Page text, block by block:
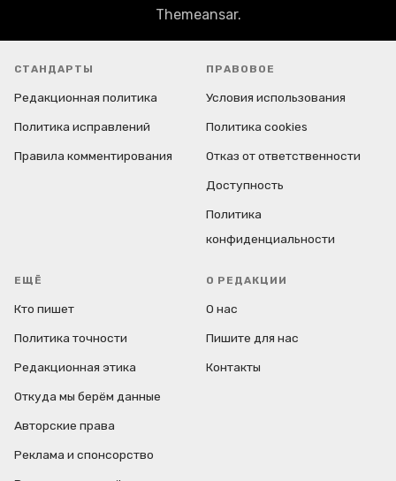
Themeansar.
СТАНДАРТЫ
Редакционная политика
Политика исправлений
Правила комментирования
ПРАВОВОЕ
Условия использования
Политика cookies
Отказ от ответственности
Доступность
Политика
конфиденциальности
ЕЩЁ
Кто пишет
Политика точности
Редакционная этика
Откуда мы берём данные
Авторские права
Реклама и спонсорство
О РЕДАКЦИИ
О нас
Пишите для нас
Контакты